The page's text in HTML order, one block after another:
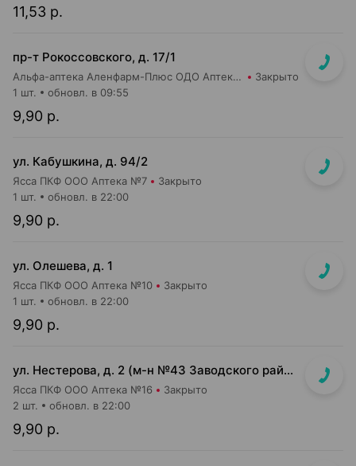
11,53 р.
пр-т Рокоссовского, д. 17/1
Альфа-аптека Аленфарм-Плюс ОДО Аптека №1 Закрыто
9,90 р.
1 шт. обновл. в 09:55
ул. Кабушкина, д. 94/2
Ясса ПКФ ООО Аптека №7 Закрыто
9,90 р.
1 шт. обновл. в 22:00
ул. Олешева, д. 1
Ясса ПКФ ООО Аптека №10 Закрыто
9,90 р.
1 шт. обновл. в 22:00
ул. Нестерова, д. 2 (м-н №43 Заводского райпищеторга)
Ясса ПКФ ООО Аптека №16 Закрыто
9,90 р.
2 шт. обновл. в 22:00